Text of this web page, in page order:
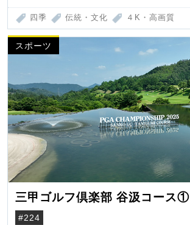
四季 伝統・文化 ４K・高画質
スポーツ
三甲ゴルフ倶楽部 谷汲コース①
#224